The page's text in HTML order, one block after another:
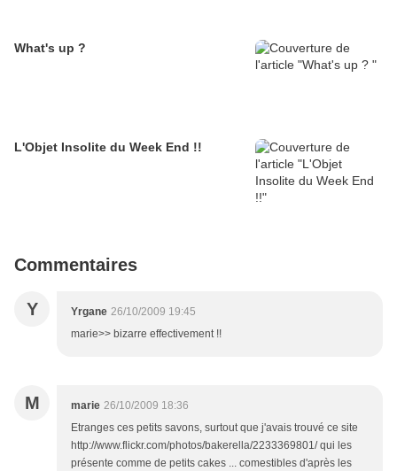
What's up ?
L'Objet Insolite du Week End !!
Commentaires
Y Yrgane 26/10/2009 19:45
marie>> bizarre effectivement !!
M marie 26/10/2009 18:36
Etranges ces petits savons, surtout que j'avais trouvé ce site
http://www.flickr.com/photos/bakerella/2233369801/ qui les
présente comme de petits cakes ... comestibles d'après les